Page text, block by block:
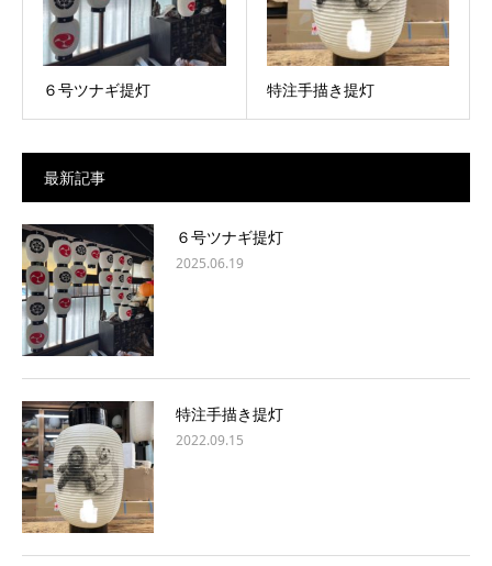
６号ツナギ提灯 特注手描き提灯
最新記事
６号ツナギ提灯
2025.06.19
特注手描き提灯
2022.09.15